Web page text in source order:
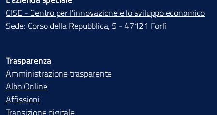
CISE - Centro per l'innovazione e lo sviluppo economico
Sede: Corso della Repubblica, 5 - 47121 Forlì
Trasparenza
Amministrazione trasparente
Albo Online
Affissioni
Transizione digitale